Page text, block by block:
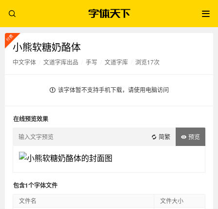
小熊软糖奶酪体
中文字体 文道字库出品 手写 文道字库 浏览17次
该字体暂不支持手机下载，请使用电脑访问
在线预览效果
简繁 预览
包含1个字体文件
文件名
文件大小